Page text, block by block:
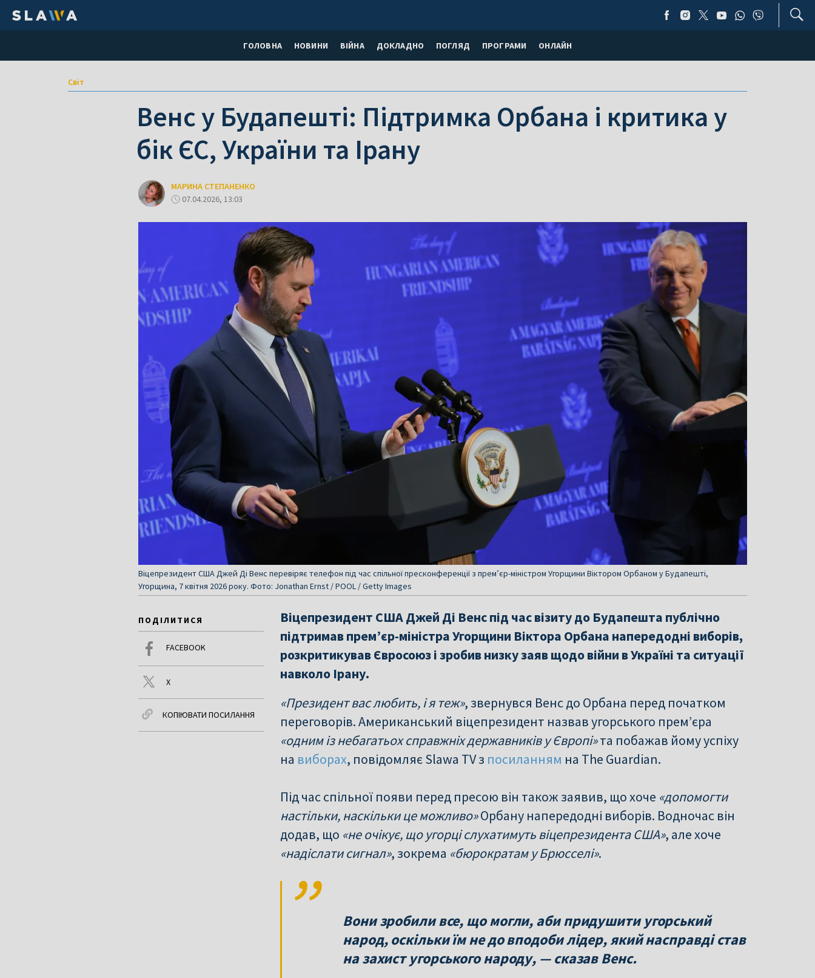
ГОЛОВНА НОВИНИ ВІЙНА ДОКЛАДНО ПОГЛЯД ПРОГРАМИ ОНЛАЙН
Світ
Венс у Будапешті: Підтримка Орбана і критика у
бік ЄС, України та Ірану
МАРИНА СТЕПАНЕНКО
07.04.2026, 13:03
Віцепрезидент США Джей Ді Венс перевіряє телефон під час спільної пресконференції з прем’єр-міністром Угорщини Віктором Орбаном у Будапешті,
Угорщина, 7 квітня 2026 року. Фото: Jonathan Ernst / POOL / Getty Images
ПОДІЛИТИСЯ
FACEBOOK
X
КОПІЮВАТИ ПОСИЛАННЯ
Віцепрезидент США Джей Ді Венс під час візиту до Будапешта публічно
підтримав прем’єр-міністра Угорщини Віктора Орбана напередодні виборів,
розкритикував Євросоюз і зробив низку заяв щодо війни в Україні та ситуації
навколо Ірану.
«Президент вас любить, і я теж», звернувся Венс до Орбана перед початком
переговорів. Американський віцепрезидент назвав угорського прем’єра
«одним із небагатьох справжніх державників у Європі»та побажав йому успіху
на виборах, повідомляє Slawa TV з посиланням на The Guardian.
Під час спільної появи перед пресою він також заявив, що хоче «допомогти
настільки, наскільки це можливо»Орбану напередодні виборів. Водночас він
додав, що «не очікує, що угорці слухатимуть віцепрезидента США», але хоче
«надіслати сигнал», зокрема «бюрократам у Брюсселі».
Вони зробили все, що могли, аби придушити угорський
народ, оскільки їм не до вподоби лідер, який насправді став
на захист угорського народу, — сказав Венс.